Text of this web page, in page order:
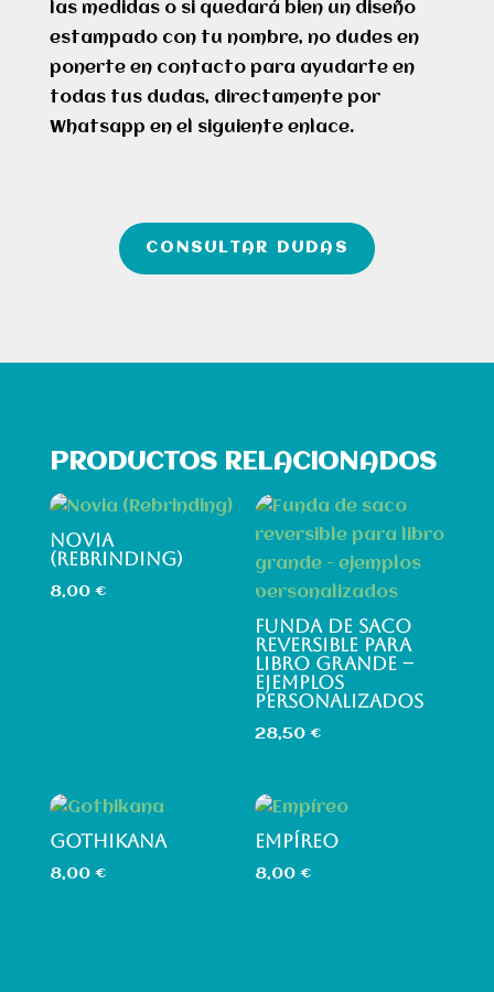
las medidas o si quedará bien un diseño
estampado con tu nombre, no dudes en
ponerte en contacto para ayudarte en
todas tus dudas, directamente por
Whatsapp en el siguiente enlace.
CONSULTAR DUDAS
PRODUCTOS RELACIONADOS
NOVIA
(REBRINDING)
8,00 €
FUNDA DE SACO
REVERSIBLE PARA
LIBRO GRANDE –
EJEMPLOS
PERSONALIZADOS
28,50€
GOTHIKANA
8,00 €
EMPÍREO
8,00€